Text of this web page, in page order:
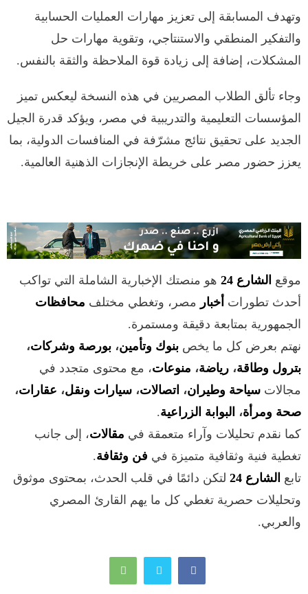
وتهدف المسابقة إلى تعزيز مهارات العمليات الحسابية
والتفكير المنطقي والاستنتاجي، وتقوية مهارات حل
المشكلات، إضافة إلى زيادة قوة الملاحظة والثقة بالنفس.
وجاء تألق الطلاب المصريين في هذه النسخة ليعكس تميز
المؤسسات التعليمية والتدريبية في مصر، ويؤكد قدرة الجيل
الجديد على تحقيق نتائج مشرّفة في المنافسات الدولية، بما
يعزز حضور مصر على خريطة الإنجازات الذهنية العالمية.
موقع الشارع 24
هو منصتك الإخبارية الشاملة التي تواكب
أحدث تطورات أخبار مصر، وتغطي مختلف محافظات
الجمهورية بمتابعة دقيقة ومستمرة.
نهتم بعرض كل ما يخص بنوك وتأمين، بورصة وشركات،
بترول وطاقة، رياضة، منوعات، مع محتوى متجدد في
مجالات سياحة وطيران، اتصالات، سيارات ونقل، عقارات،
صحة ومرأة، البوابة الزراعية.
كما نقدم تحليلات وآراء متعمقة في مقالات، إلى جانب
تغطية فنية وثقافية متميزة في فن وثقافة.
تابع الشارع 24
لتكن دائمًا في قلب الحدث، بمحتوى موثوق
وتحليلات حصرية تغطي كل ما يهم القارئ المصري
والعربي.